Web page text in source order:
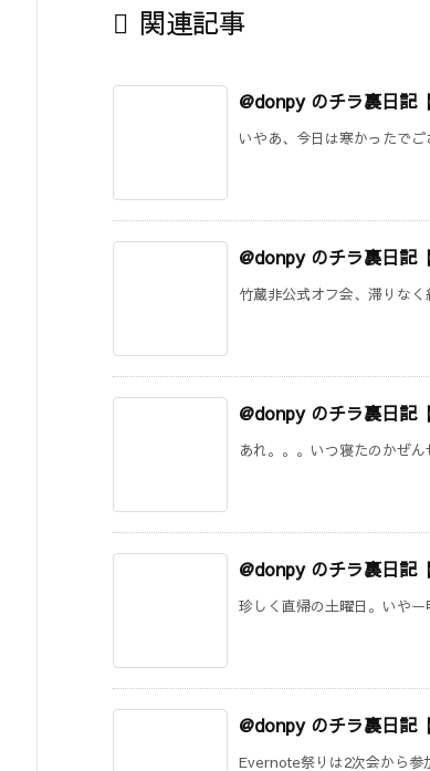
 関連記事
@donpy のチラ裏日記
いやあ、今日は寒かったで
@donpy のチラ裏日記
竹蔵非公式オフ会、滞りな
@donpy のチラ裏日記
あれ。。。いつ寝たのかぜ
@donpy のチラ裏日記
珍しく直帰の土曜日。いや
@donpy のチラ裏日記
Evernote祭りは2次会から参